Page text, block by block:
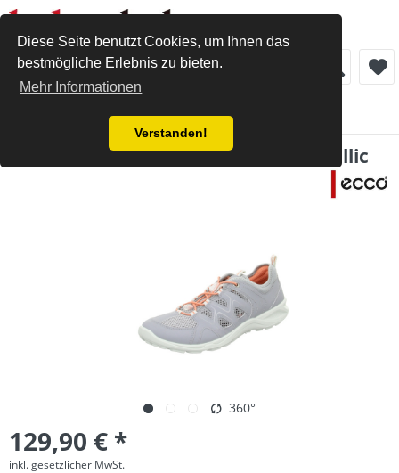
Diese Seite benutzt Cookies, um Ihnen das
bestmögliche Erlebnis zu bieten.
Mehr Informationen
Verstanden!
Menü
ecco Sneaker silver grey/silver metallic
360°
129,90 € *
inkl. gesetzlicher MwSt.